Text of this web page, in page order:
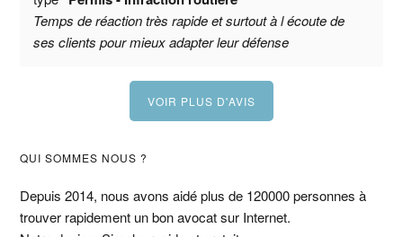
Temps de réaction très rapide et surtout à l écoute de
ses clients pour mieux adapter leur défense
VOIR PLUS D'AVIS
Barre
latérale
QUI SOMMES NOUS ?
Depuis 2014, nous avons aidé plus de 120000 personnes à
trouver rapidement un bon avocat sur Internet.